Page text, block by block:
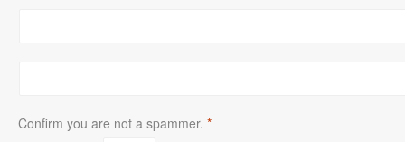
Confirm you are not a spammer. *